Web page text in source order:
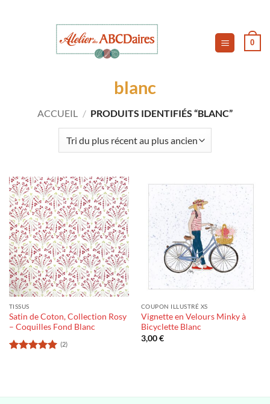
0
blanc
ACCUEIL / PRODUITS IDENTIFIÉS “BLANC”
TISSUS
Satin de Coton, Collection Rosy
– Coquilles Fond Blanc
(2)
COUPON ILLUSTRÉ XS
Vignette en Velours Minky à
Bicyclette Blanc
3,00€